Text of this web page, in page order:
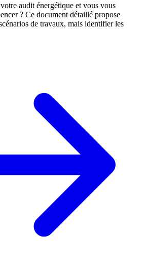
audit énergétique et vous vous
? Ce document détaillé propose
de travaux, mais identifier les